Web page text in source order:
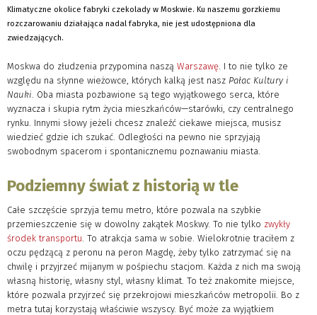
Klimatyczne okolice fabryki czekolady w Moskwie. Ku naszemu gorzkiemu
rozczarowaniu działająca nadal fabryka, nie jest udostępniona dla
zwiedzających.
Moskwa do złudzenia przypomina nasząWarszawę. I to nie tylko ze
względu na słynne wieżowce, których kalką jest nasz Pałac Kultury i
Nauki. Oba miasta pozbawione są tego wyjątkowego serca, które
wyznacza i skupia rytm życia mieszkańców—starówki, czy centralnego
rynku. Innymi słowy jeżeli chcesz znaleźć ciekawe miejsca, musisz
wiedzieć gdzie ich szukać. Odległości na pewno nie sprzyjają
swobodnym spacerom i spontanicznemu poznawaniu miasta.
Podziemny świat z historią w tle
Całe szczęście sprzyja temu metro, które pozwala na szybkie
przemieszczenie się w dowolny zakątek Moskwy. To nie tylko zwykły
środek transportu . To atrakcja sama w sobie. Wielokrotnie traciłem z
oczu pędzącą z peronu na peron Magdę, żeby tylko zatrzymać się na
chwilę i przyjrzeć mijanym w pośpiechu stacjom. Każda z nich ma swoją
własną historię, własny styl, własny klimat. To też znakomite miejsce,
które pozwala przyjrzeć się przekrojowi mieszkańców metropolii. Bo z
metra tutaj korzystają właściwie wszyscy. Być może za wyjątkiem